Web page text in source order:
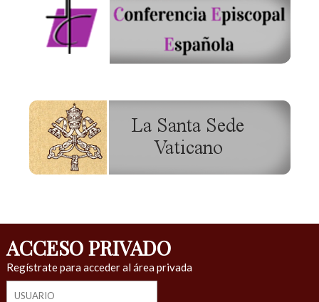
ACCESO PRIVADO
Regístrate para acceder al área privada